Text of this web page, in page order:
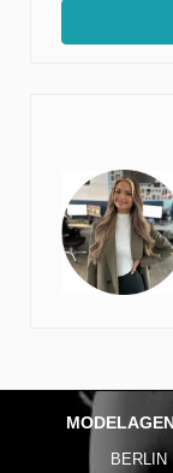
BERLIN